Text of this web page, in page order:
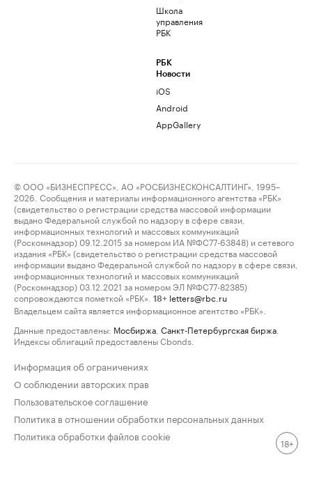
Школа
управления
РБК
РБК
Новости
iOS
Android
AppGallery
© ООО «БИЗНЕСПРЕСС», АО «РОСБИЗНЕСКОНСАЛТИНГ», 1995–
2026. Сообщения и материалы информационного агентства «РБК»
(свидетельство о регистрации средства массовой информации
выдано Федеральной службой по надзору в сфере связи,
информационных технологий и массовых коммуникаций
(Роскомнадзор) 09.12.2015 за номером ИА №ФС77-63848) и сетевого
издания «РБК» (свидетельство о регистрации средства массовой
информации выдано Федеральной службой по надзору в сфере связи,
информационных технологий и массовых коммуникаций
(Роскомнадзор) 03.12.2021 за номером ЭЛ №ФС77-82385)
сопровождаются пометкой «РБК».
18+ letters@rbc.ru
Владельцем сайта является информационное агентство «РБК».
Данные предоставлены: Мосбиржа Санкт-Петербургская биржа
Индексы облигаций предоставлены Cbonds.
Информация об ограничениях
О соблюдении авторских прав
Пользовательское соглашение
Политика в отношении обработки персональных данных
Политика обработки файлов cookie
18+